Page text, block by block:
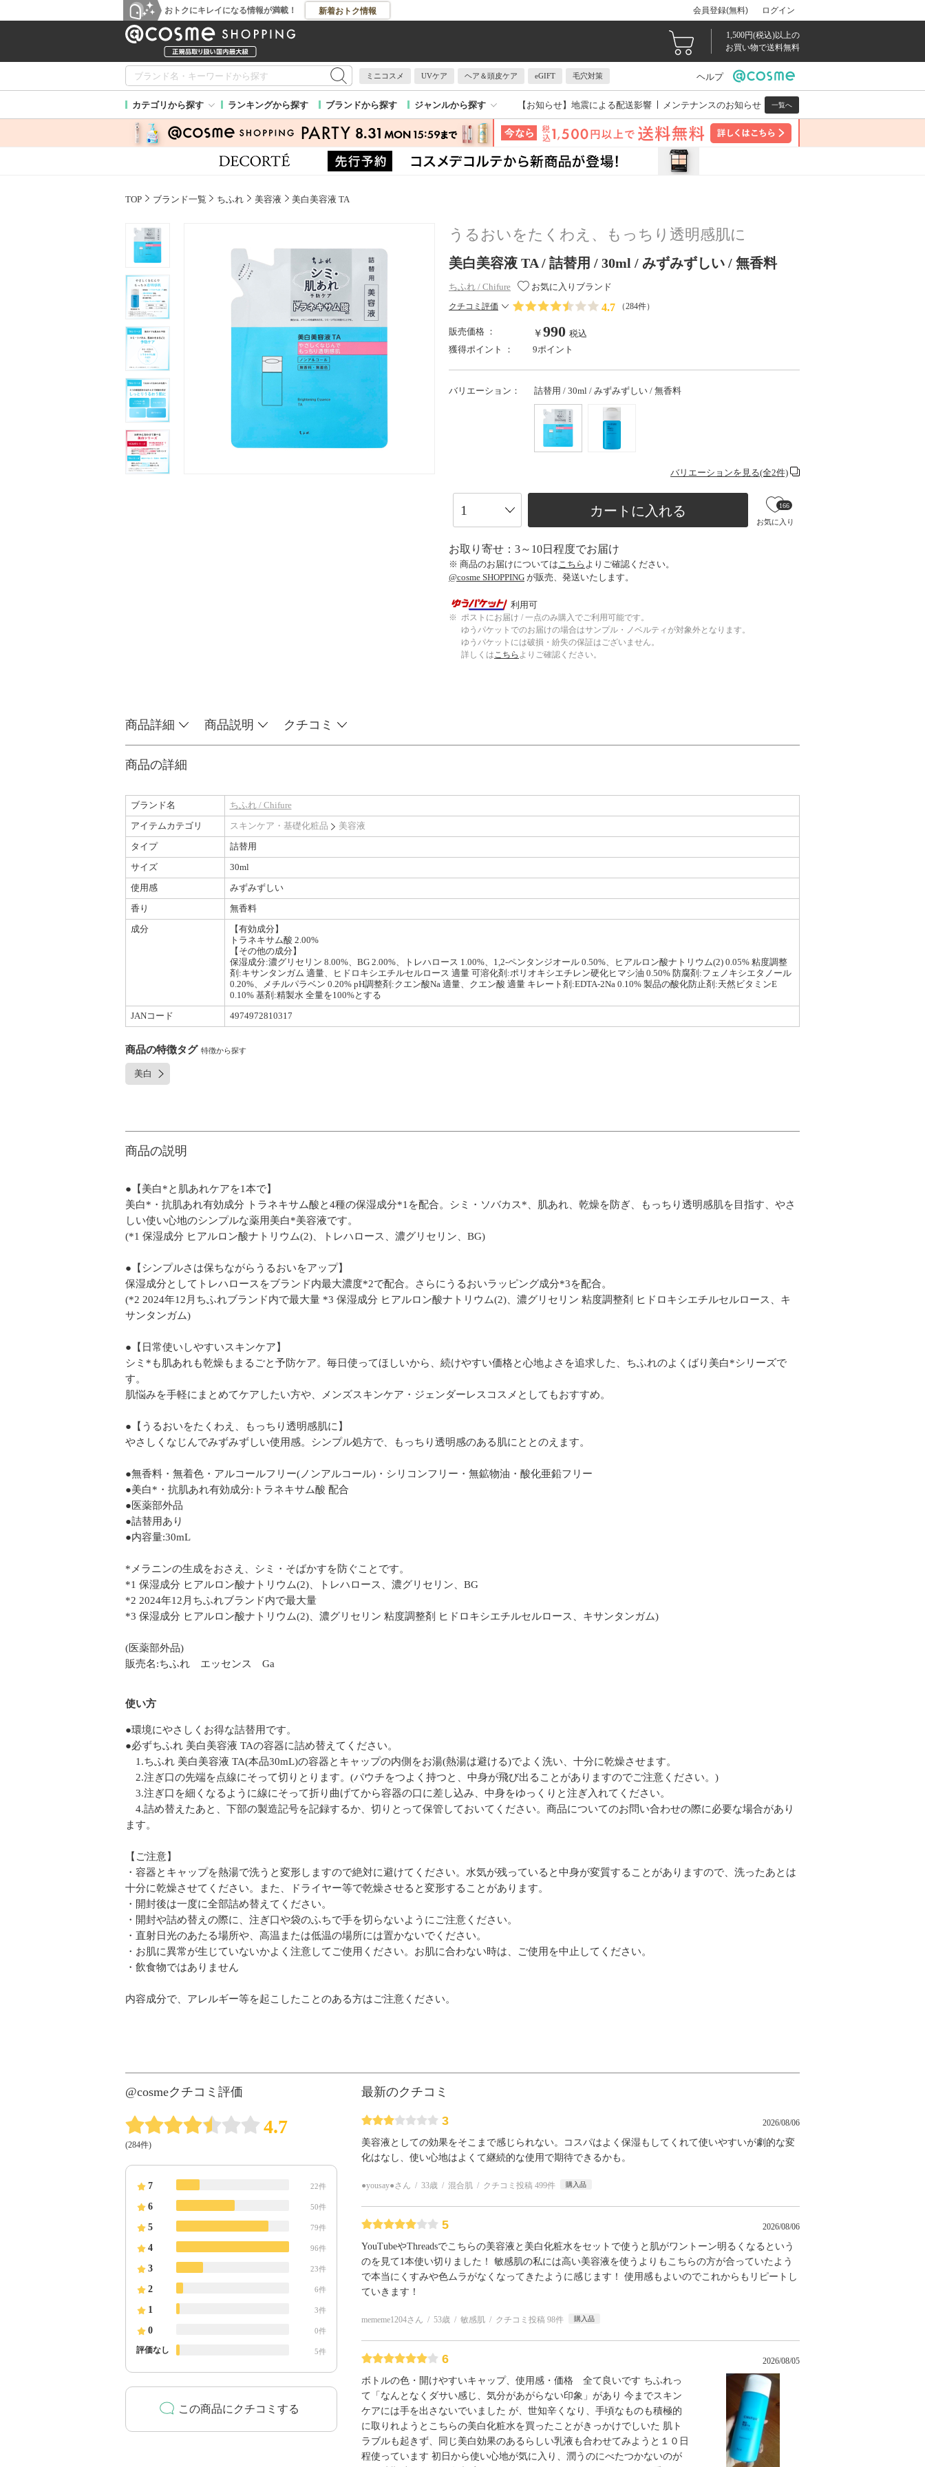
おトクにキレイになる情報が満載！ 新着おトク情報 会員登録(無料) ログイン
1,500円(税込)以上の
お買い物で送料無料
ミニコスメ UVケア ヘア＆頭皮ケア eGIFT 毛穴対策 ヘルプ
カテゴリから探す ランキングから探す ブランドから探す ジャンルから探す 【お知らせ】 地震による配送影響 メンテナンスのお知らせ 一覧へ
TOP ブランド一覧 ちふれ 美容液 美白美容液 TA
うるおいをたくわえ、もっちり透明感肌に
美白美容液 TA / 詰替用 / 30ml / みずみずしい / 無香料
ちふれ / Chifure お気に入りブランド
クチコミ評価 4.7 （284件）
販売価格 ： ￥990 税込
獲得ポイント ：
9ポイント
バリエーション： 詰替用 / 30ml / みずみずしい / 無香料
バリエーションを見る(全2件)
カートに入れる
お気に入り
166
お取り寄せ：3～10日程度でお届け
※ 商品のお届けについては こちら よりご確認ください。
@cosme SHOPPING が販売、発送いたします。
利用可
※ ポストにお届け / 一点のみ購入でご利用可能です。
ゆうパケットでのお届けの場合はサンプル・ノベルティが対象外となります。
ゆうパケットには破損・紛失の保証はございません。
詳しくはこちら よりご確認ください。
商品詳細 商品説明 クチコミ
商品の詳細
ブランド名
ちふれ / Chifure
アイテムカテゴリ
スキンケア・基礎化粧品
美容液
タイプ
詰替用
サイズ
30ml
使用感
みずみずしい
香り
無香料
成分
【有効成分】
トラネキサム酸 2.00%
【その他の成分】
保湿成分:濃グリセリン 8.00%、BG 2.00%、トレハロース 1.00%、1,2-ペンタンジオール 0.50%、ヒアルロン酸ナトリウム(2) 0.05% 粘度調整
剤:キサンタンガム 適量、ヒドロキシエチルセルロース 適量 可溶化剤:ポリオキシエチレン硬化ヒマシ油 0.50% 防腐剤:フェノキシエタノール
0.20%、メチルパラベン 0.20% pH調整剤:クエン酸Na 適量、クエン酸 適量 キレート剤:EDTA-2Na 0.10% 製品の酸化防止剤:天然ビタミンE
0.10% 基剤:精製水 全量を100%とする
JANコード
4974972810317
商品の特徴タグ 特徴から探す
美白
商品の説明
●【美白*と肌あれケアを1本で】
美白*・抗肌あれ有効成分 トラネキサム酸と4種の保湿成分*1を配合。シミ・ソバカス*、肌あれ、乾燥を防ぎ、もっちり透明感肌を目指す、やさ
しい使い心地のシンプルな薬用美白*美容液です。
(*1 保湿成分 ヒアルロン酸ナトリウム(2)、トレハロース、濃グリセリン、BG)
●【シンプルさは保ちながらうるおいをアップ】
保湿成分としてトレハロースをブランド内最大濃度*2で配合。さらにうるおいラッピング成分*3を配合。
(*2 2024年12月ちふれブランド内で最大量 *3 保湿成分 ヒアルロン酸ナトリウム(2)、濃グリセリン 粘度調整剤 ヒドロキシエチルセルロース、キ
サンタンガム)
●【日常使いしやすいスキンケア】
シミ*も肌あれも乾燥もまるごと予防ケア。毎日使ってほしいから、続けやすい価格と心地よさを追求した、ちふれのよくばり美白*シリーズで
す。
肌悩みを手軽にまとめてケアしたい方や、メンズスキンケア・ジェンダーレスコスメとしてもおすすめ。
●【うるおいをたくわえ、もっちり透明感肌に】
やさしくなじんでみずみずしい使用感。シンプル処方で、もっちり透明感のある肌にととのえます。
●無香料・無着色・アルコールフリー(ノンアルコール)・シリコンフリー・無鉱物油・酸化亜鉛フリー
●美白*・抗肌あれ有効成分:トラネキサム酸 配合
●医薬部外品
●詰替用あり
●内容量:30mL
*メラニンの生成をおさえ、シミ・そばかすを防ぐことです。
*1 保湿成分 ヒアルロン酸ナトリウム(2)、トレハロース、濃グリセリン、BG
*2 2024年12月ちふれブランド内で最大量
*3 保湿成分 ヒアルロン酸ナトリウム(2)、濃グリセリン 粘度調整剤 ヒドロキシエチルセルロース、キサンタンガム)
(医薬部外品)
販売名:ちふれ エッセンス Ga
使い方
●環境にやさしくお得な詰替用です。
●必ずちふれ 美白美容液 TAの容器に詰め替えてください。
1.ちふれ 美白美容液 TA(本品30mL)の容器とキャップの内側をお湯(熱湯は避ける)でよく洗い、十分に乾燥させます。
2.注ぎ口の先端を点線にそって切りとります。(パウチをつよく持つと、中身が飛び出ることがありますのでご注意ください。)
3.注ぎ口を細くなるように線にそって折り曲げてから容器の口に差し込み、中身をゆっくりと注ぎ入れてください。
4.詰め替えたあと、下部の製造記号を記録するか、切りとって保管しておいてください。商品についてのお問い合わせの際に必要な場合があり
ます。
【ご注意】
・容器とキャップを熱湯で洗うと変形しますので絶対に避けてください。水気が残っていると中身が変質することがありますので、洗ったあとは
十分に乾燥させてください。また、ドライヤー等で乾燥させると変形することがあります。
・開封後は一度に全部詰め替えてください。
・開封や詰め替えの際に、注ぎ口や袋のふちで手を切らないようにご注意ください。
・直射日光のあたる場所や、高温または低温の場所には置かないでください。
・お肌に異常が生じていないかよく注意してご使用ください。お肌に合わない時は、ご使用を中止してください。
・飲食物ではありません
内容成分で、アレルギー等を起こしたことのある方はご注意ください。
@cosmeクチコミ評価
4.7
(284件)
7 22件
6 50件
5 79件
4 96件
3 23件
2 6件
1 3件
0 0件
評価なし 5件
この商品にクチコミする
最新のクチコミ
3 2026/08/06
美容液としての効果をそこまで感じられない。コスパはよく保湿もしてくれて使いやすいが劇的な変
化はなし、使い心地はよくて継続的な使用で期待できるかも。
●yousay●さん 33歳 混合肌 クチコミ投稿 499件 購入品
5 2026/08/06
YouTubeやThreadsでこちらの美容液と美白化粧水をセットで使うと肌がワントーン明るくなるという
のを見て1本使い切りました！ 敏感肌の私には高い美容液を使うよりもこちらの方が合っていたよう
で本当にくすみや色ムラがなくなってきたように感じます！ 使用感もよいのでこれからもリピートし
ていきます！
mememe1204さん 53歳 敏感肌 クチコミ投稿 98件 購入品
6 2026/08/05
ボトルの色・開けやすいキャップ、使用感・価格 全て良いです ちふれっ
て「なんとなくダサい感じ、気分があがらない印象」があり 今までスキン
ケアには手を出さないでいました が、世知辛くなり、手頃なものも積極的
に取りれようとこちらの美白化粧水を買ったことがきっかけでしいた 肌ト
ラブルも起きず、同じ美白効果のあるらしい乳液も合わせてみようと１０日
程使っています 初日から使い心地が気に入り、潤うのにべたつかないのが